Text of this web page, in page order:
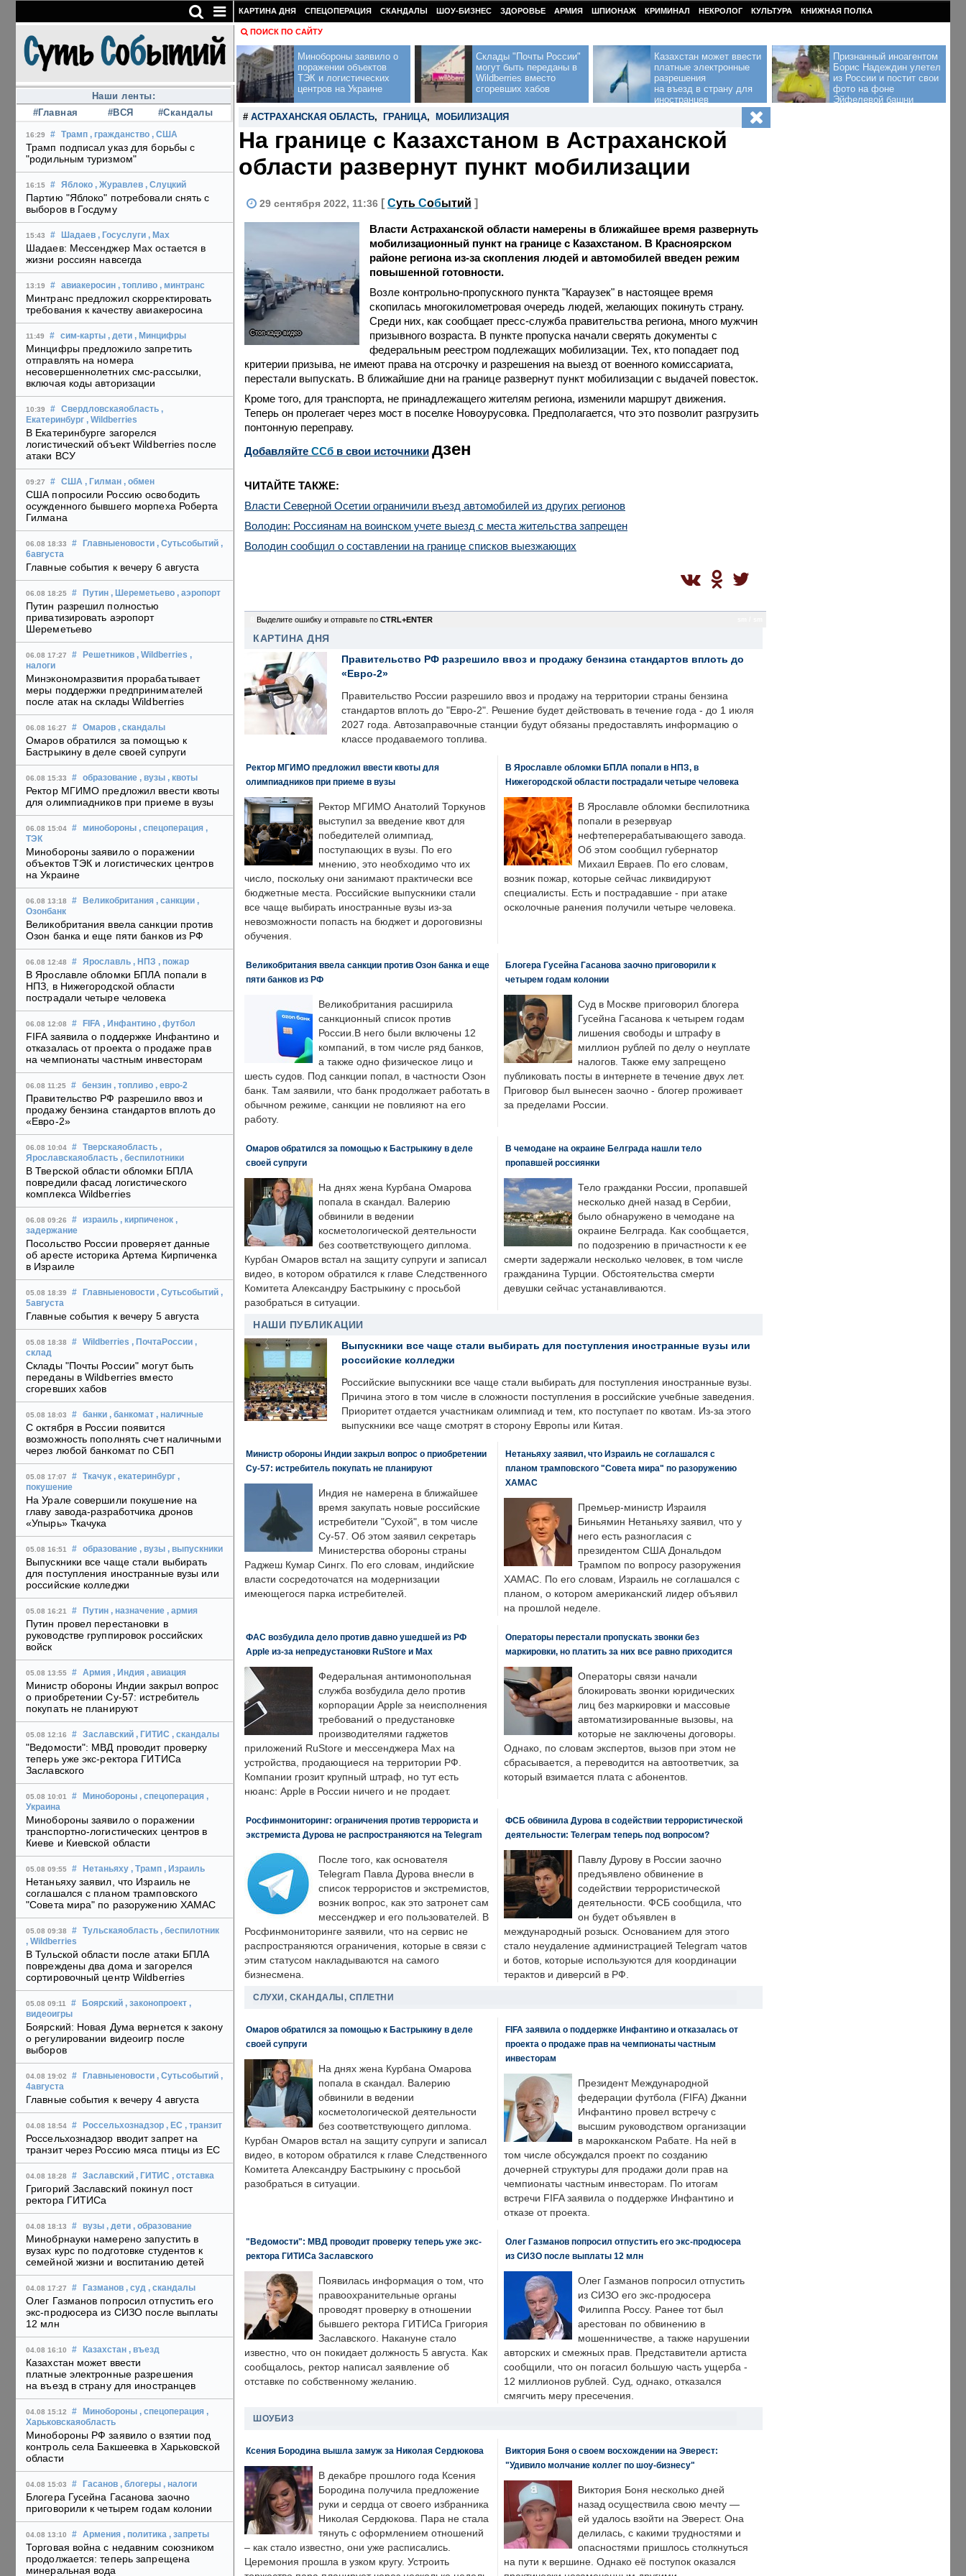
Наши ленты:
#Главная
#ВСЯ #Скандалы
16:29 # Трамп , гражданство , США
Трамп подписал указ для борьбы с
"родильным туризмом"
16:15 # Яблоко , Журавлев , Слуцкий
Партию "Яблоко" потребовали снять с
выборов в Госдуму
15:43 # Шадаев , Госуслуги , Max
Шадаев: Мессенджер Max остается в
жизни россиян навсегда
13:19 # авиакеросин , топливо , минтранс
Минтранс предложил скорректировать
требования к качеству авиакеросина
11:49 # сим-карты , дети , Минцифры
Минцифры предложило запретить
отправлять на номера
несовершеннолетних смс-рассылки,
включая коды авторизации
10:39 # Свердловскаяобласть ,
Екатеринбург , Wildberries
В Екатеринбурге загорелся
логистический объект Wildberries после
атаки ВСУ
09:27 # США , Гилман , обмен
США попросили Россию освободить
осужденного бывшего морпеха Роберта
Гилмана
06.08 18:33 # Главныеновости , Сутьсобытий ,
6августа
Главные события к вечеру 6 августа
06.08 18:25 # Путин , Шереметьево , аэропорт
Путин разрешил полностью
приватизировать аэропорт
Шереметьево
06.08 17:27 # Решетников , Wildberries ,
налоги
Минэкономразвития прорабатывает
меры поддержки предпринимателей
после атак на склады Wildberries
06.08 16:27 # Омаров , скандалы
Омаров обратился за помощью к
Бастрыкину в деле своей супруги
06.08 15:33 # образование , вузы , квоты
Ректор МГИМО предложил ввести квоты
для олимпиадников при приеме в вузы
06.08 15:04 # минобороны , спецоперация ,
ТЭК
Минобороны заявило о поражении
объектов ТЭК и логистических центров
на Украине
06.08 13:18 # Великобритания , санкции ,
Озонбанк
Великобритания ввела санкции против
Озон банка и еще пяти банков из РФ
06.08 12:48 # Ярославль , НПЗ , пожар
В Ярославле обломки БПЛА попали в
НПЗ, в Нижегородской области
пострадали четыре человека
06.08 12:08 # FIFA , Инфантино , футбол
FIFA заявила о поддержке Инфантино и
отказалась от проекта о продаже прав
на чемпионаты частным инвесторам
06.08 11:25 # бензин , топливо , евро-2
Правительство РФ разрешило ввоз и
продажу бензина стандартов вплоть до
«Евро-2»
06.08 10:04 # Тверскаяобласть ,
Ярославскаяобласть , беспилотники
В Тверской области обломки БПЛА
повредили фасад логистического
комплекса Wildberries
06.08 09:26 # израиль , кирпиченок ,
задержание
Посольство России проверяет данные
об аресте историка Артема Кирпиченка
в Израиле
05.08 18:39 # Главныеновости , Сутьсобытий ,
5августа
Главные события к вечеру 5 августа
05.08 18:38 # Wildberries , ПочтаРоссии ,
склад
Склады "Почты России" могут быть
переданы в Wildberries вместо
сгоревших хабов
05.08 18:03 # банки , банкомат , наличные
С октября в России появится
возможность пополнять счет наличными
через любой банкомат по СБП
05.08 17:07 # Ткачук , екатеринбург ,
покушение
На Урале совершили покушение на
главу завода-разработчика дронов
«Упырь» Ткачука
05.08 16:51 # образование , вузы , выпускники
Выпускники все чаще стали выбирать
для поступления иностранные вузы или
российские колледжи
05.08 16:21 # Путин , назначение , армия
Путин провел перестановки в
руководстве группировок российских
войск
05.08 13:55 # Армия , Индия , авиация
Министр обороны Индии закрыл вопрос
о приобретении Су-57: истребитель
покупать не планируют
05.08 12:16 # Заславский , ГИТИС , скандалы
"Ведомости": МВД проводит проверку
теперь уже экс-ректора ГИТИСа
Заславского
05.08 10:01 # Минобороны , спецоперация ,
Украина
Минобороны заявило о поражении
транспортно-логистических центров в
Киеве и Киевской области
05.08 09:55 # Нетаньяху , Трамп , Израиль
Нетаньяху заявил, что Израиль не
соглашался с планом трамповского
"Совета мира" по разоружению ХАМАС
05.08 09:38 # Тульскаяобласть , беспилотник
, Wildberries
В Тульской области после атаки БПЛА
повреждены два дома и загорелся
сортировочный центр Wildberries
05.08 09:11 # Боярский , законопроект ,
видеоигры
Боярский: Новая Дума вернется к закону
о регулировании видеоигр после
выборов
04.08 19:02 # Главныеновости , Сутьсобытий ,
4августа
Главные события к вечеру 4 августа
04.08 18:54 # Россельхознадзор , ЕС , транзит
Россельхознадзор вводит запрет на
транзит через Россию мяса птицы из ЕС
04.08 18:28 # Заславский , ГИТИС , отставка
Григорий Заславский покинул пост
ректора ГИТИСа
04.08 18:13 # вузы , дети , образование
Минобрнауки намерено запустить в
вузах курс по подготовке студентов к
семейной жизни и воспитанию детей
04.08 17:27 # Газманов , суд , скандалы
Олег Газманов попросил отпустить его
экс-продюсера из СИЗО после выплаты
12 млн
04.08 16:10 # Казахстан , въезд
Казахстан может ввести
платные электронные разрешения
на въезд в страну для иностранцев
04.08 15:12 # Минобороны , спецоперация ,
Харьковскаяобласть
Минобороны РФ заявило о взятии под
контроль села Бакшеевка в Харьковской
области
04.08 15:03 # Гасанов , блогеры , налоги
Блогера Гусейна Гасанова заочно
приговорили к четырем годам колонии
04.08 13:10 # Армения , политика , запреты
Торговая война с недавним союзником
продолжается: теперь запрещена
минеральная вода
КАРТИНА ДНЯ СПЕЦОПЕРАЦИЯ СКАНДАЛЫ ШОУ-БИЗНЕС ЗДОРОВЬЕ АРМИЯ ШПИОНАЖ КРИМИНАЛ НЕКРОЛОГ КУЛЬТУРА КНИЖНАЯ ПОЛКА
ПОИСК ПО САЙТУ
Минобороны заявило о
поражении объектов
ТЭК и логистических
центров на Украине
Склады "Почты России"
могут быть переданы в
Wildberries вместо
сгоревших хабов
Казахстан может ввести
платные электронные
разрешения
на въезд в страну для
иностранцев
Признанный иноагентом
Борис Надеждин улетел
из России и постит свои
фото на фоне
Эйфелевой башни
# АСТРАХАНСКАЯ ОБЛАСТЬ, ГРАНИЦА, МОБИЛИЗАЦИЯ
На границе с Казахстаном в Астраханской
области развернут пункт мобилизации
29 сентября 2022, 11:36 [ Суть Событий ]
Стоп-кадр видео
Власти Астраханской области намерены в ближайшее время развернуть
мобилизационный пункт на границе с Казахстаном. В Красноярском
районе региона из-за скопления людей и автомобилей введен режим
повышенной готовности.
Возле контрольно-пропускного пункта "Караузек" в настоящее время
скопилась многокилометровая очередь людей, желающих покинуть страну.
Среди них, как сообщает пресс-служба правительства региона, много мужчин
призывного возраста. В пункте пропуска начали сверять документы с
федеральным реестром подлежащих мобилизации. Тех, кто попадает под
критерии призыва, не имеют права на отсрочку и разрешения на выезд от военного комиссариата,
перестали выпускать. В ближайшие дни на границе развернут пункт мобилизации с выдачей повесток.
Кроме того, для транспорта, не принадлежащего жителям региона, изменили маршрут движения.
Теперь он пролегает через мост в поселке Новоурусовка. Предполагается, что это позволит разгрузить
понтонную переправу.
Добавляйте CСб в свои источники дзен
ЧИТАЙТЕ ТАКЖЕ:
Власти Северной Осетии ограничили въезд автомобилей из других регионов
Володин: Россиянам на воинском учете выезд с места жительства запрещен
Володин сообщил о составлении на границе списков выезжающих
Выделите ошибку и отправьте по CTRL+ENTER
КАРТИНА ДНЯ
Правительство РФ разрешило ввоз и продажу бензина стандартов вплоть до
«Евро-2»
Правительство России разрешило ввоз и продажу на территории страны бензина
стандартов вплоть до "Евро-2". Решение будет действовать в течение года - до 1 июля
2027 года. Автозаправочные станции будут обязаны предоставлять информацию о
классе продаваемого топлива.
Ректор МГИМО предложил ввести квоты для
олимпиадников при приеме в вузы
Ректор МГИМО Анатолий Торкунов
выступил за введение квот для
победителей олимпиад,
поступающих в вузы. По его
мнению, это необходимо что их
число, поскольку они занимают практически все
бюджетные места. Российские выпускники стали
все чаще выбирать иностранные вузы из-за
невозможности попасть на бюджет и дороговизны
обучения.
В Ярославле обломки БПЛА попали в НПЗ, в
Нижегородской области пострадали четыре человека
В Ярославле обломки беспилотника
попали в резервуар
нефтеперерабатывающего завода.
Об этом сообщил губернатор
Михаил Евраев. По его словам,
возник пожар, которые сейчас ликвидируют
специалисты. Есть и пострадавшие - при атаке
осколочные ранения получили четыре человека.
Великобритания ввела санкции против Озон банка и еще
пяти банков из РФ
Великобритания расширила
санкционный список против
России.В него были включены 12
компаний, в том числе ряд банков,
а также одно физическое лицо и
шесть судов. Под санкции попал, в частности Озон
банк. Там заявили, что банк продолжает работать в
обычном режиме, санкции не повлияют на его
работу.
Блогера Гусейна Гасанова заочно приговорили к
четырем годам колонии
Суд в Москве приговорил блогера
Гусейна Гасанова к четырем годам
лишения свободы и штрафу в
миллион рублей по делу о неуплате
налогов. Также ему запрещено
публиковать посты в интернете в течение двух лет.
Приговор был вынесен заочно - блогер проживает
за пределами России.
Омаров обратился за помощью к Бастрыкину в деле
своей супруги
На днях жена Курбана Омарова
попала в скандал. Валерию
обвинили в ведении
косметологической деятельности
без соответствующего диплома.
Курбан Омаров встал на защиту супруги и записал
видео, в котором обратился к главе Следственного
Комитета Александру Бастрыкину с просьбой
разобраться в ситуации.
В чемодане на окраине Белграда нашли тело
пропавшей россиянки
Тело гражданки России, пропавшей
несколько дней назад в Сербии,
было обнаружено в чемодане на
окраине Белграда. Как сообщается,
по подозрению в причастности к ее
смерти задержали несколько человек, в том числе
гражданина Турции. Обстоятельства смерти
девушки сейчас устанавливаются.
НАШИ ПУБЛИКАЦИИ
Выпускники все чаще стали выбирать для поступления иностранные вузы или
российские колледжи
Российские выпускники все чаще стали выбирать для поступления иностранные вузы.
Причина этого в том числе в сложности поступления в российские учебные заведения.
Приоритет отдается участникам олимпиад и тем, кто поступает по квотам. Из-за этого
выпускники все чаще смотрят в сторону Европы или Китая.
Министр обороны Индии закрыл вопрос о приобретении
Су-57: истребитель покупать не планируют
Индия не намерена в ближайшее
время закупать новые российские
истребители "Сухой", в том числе
Су-57. Об этом заявил секретарь
Министерства обороны страны
Раджеш Кумар Сингх. По его словам, индийские
власти сосредоточатся на модернизации
имеющегося парка истребителей.
Нетаньяху заявил, что Израиль не соглашался с
планом трамповского "Совета мира" по разоружению
ХАМАС
Премьер-министр Израиля
Биньямин Нетаньяху заявил, что у
него есть разногласия с
президентом США Дональдом
Трампом по вопросу разоружения
ХАМАС. По его словам, Израиль не соглашался с
планом, о котором американский лидер объявил
на прошлой неделе.
ФАС возбудила дело против давно ушедшей из РФ
Apple из-за непредустановки RuStore и Max
Федеральная антимонопольная
служба возбудила дело против
корпорации Apple за неисполнения
требований о предустановке
производителями гаджетов
приложений RuStore и мессенджера Max на
устройства, продающиеся на территории РФ.
Компании грозит крупный штраф, но тут есть
нюанс: Apple в России ничего и не продает.
Операторы перестали пропускать звонки без
маркировки, но платить за них все равно приходится
Операторы связи начали
блокировать звонки юридических
лиц без маркировки и массовые
автоматизированные вызовы, на
которые не заключены договоры.
Однако, по словам экспертов, вызов при этом не
сбрасывается, а переводится на автоответчик, за
который взимается плата с абонентов.
Росфинмониторинг: ограничения против террориста и
экстремиста Дурова не распространяются на Telegram
После того, как основателя
Telegram Павла Дурова внесли в
список террористов и экстремистов,
возник вопрос, как это затронет сам
мессенджер и его пользователей. В
Росфинмониторинге заявили, что на сервис не
распространяются ограничения, которые в связи с
этим статусом накладываются на самого
бизнесмена.
ФСБ обвинила Дурова в содействии террористической
деятельности: Телеграм теперь под вопросом?
Павлу Дурову в России заочно
предъявлено обвинение в
содействии террористической
деятельности. ФСБ сообщила, что
он будет объявлен в
международный розыск. Основанием для этого
стало неудаление администрацией Telegram чатов
и ботов, которые используются для координации
терактов и диверсий в РФ.
СЛУХИ, СКАНДАЛЫ, СПЛЕТНИ
Омаров обратился за помощью к Бастрыкину в деле
своей супруги
На днях жена Курбана Омарова
попала в скандал. Валерию
обвинили в ведении
косметологической деятельности
без соответствующего диплома.
Курбан Омаров встал на защиту супруги и записал
видео, в котором обратился к главе Следственного
Комитета Александру Бастрыкину с просьбой
разобраться в ситуации.
FIFA заявила о поддержке Инфантино и отказалась от
проекта о продаже прав на чемпионаты частным
инвесторам
Президент Международной
федерации футбола (FIFA) Джанни
Инфантино провел встречу с
высшим руководством организации
в марокканском Рабате. На ней в
том числе обсуждался проект по созданию
дочерней структуры для продажи доли прав на
чемпионаты частным инвесторам. По итогам
встречи FIFA заявила о поддержке Инфантино и
отказе от проекта.
"Ведомости": МВД проводит проверку теперь уже экс-
ректора ГИТИСа Заславского
Появилась информация о том, что
правоохранительные органы
проводят проверку в отношении
бывшего ректора ГИТИСа Григория
Заславского. Накануне стало
известно, что он покидает должность 5 августа. Как
сообщалось, ректор написал заявление об
отставке по собственному желанию.
Олег Газманов попросил отпустить его экс-продюсера
из СИЗО после выплаты 12 млн
Олег Газманов попросил отпустить
из СИЗО его экс-продюсера
Филиппа Россу. Ранее тот был
арестован по обвинению в
мошенничестве, а также нарушении
авторских и смежных прав. Представители артиста
сообщили, что он погасил большую часть ущерба -
12 миллионов рублей. Суд, однако, отказался
смягчить меру пресечения.
ШОУБИЗ
Ксения Бородина вышла замуж за Николая Сердюкова
В декабре прошлого года Ксения
Бородина получила предложение
руки и сердца от своего избранника
Николая Сердюкова. Пара не стала
тянуть с оформлением отношений
– как стало известно, они уже расписались.
Церемония прошла в узком кругу. Устроить
Виктория Боня о своем восхождении на Эверест:
"Удивило молчание коллег по шоу-бизнесу"
Виктория Боня несколько дней
назад осуществила свою мечту —
ей удалось взойти на Эверест. Она
делилась, с какими трудностями и
опасностями пришлось столкнуться
на пути к вершине. Однако её поступок оказался